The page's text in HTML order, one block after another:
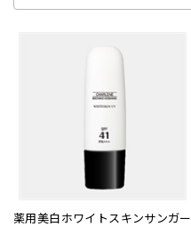
薬用美白ホワイトスキンサンガー